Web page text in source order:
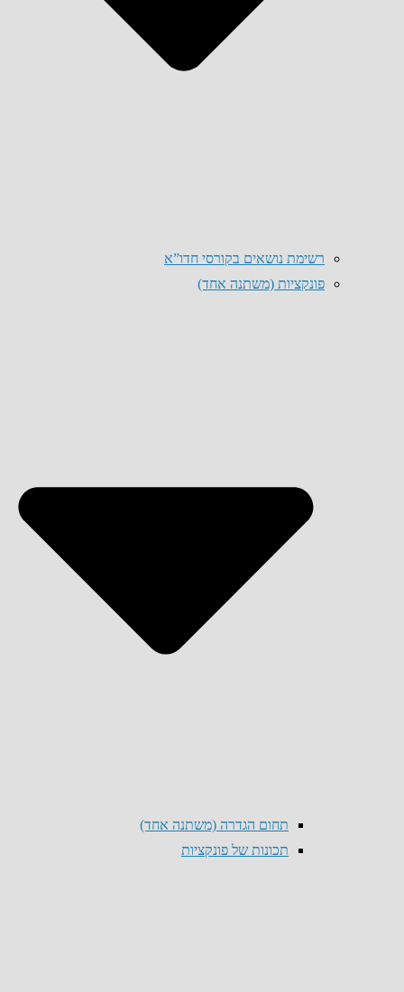
רשימת נושאים בקורסי חדו”א
פונקציות (משתנה אחד)
תחום הגדרה (משתנה אחד)
תכונות של פונקציות